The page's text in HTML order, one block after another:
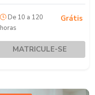
De 10 a 120
horas
Grátis
MATRICULE-SE